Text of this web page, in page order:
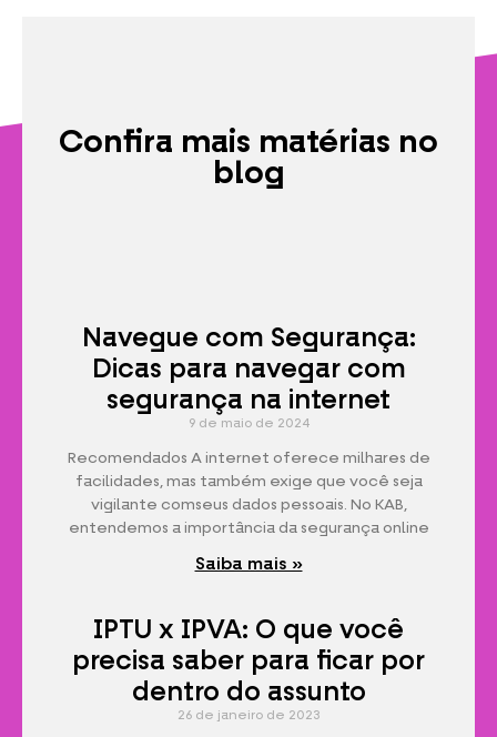
Confira mais matérias no
blog
Navegue com Segurança:
Dicas para navegar com
segurança na internet
9 de maio de 2024
Recomendados A internet oferece milhares de
facilidades, mas também exige que você seja
vigilante comseus dados pessoais. No KAB,
entendemos a importância da segurança online
Saiba mais »
IPTU x IPVA: O que você
precisa saber para ficar por
dentro do assunto
26 de janeiro de 2023